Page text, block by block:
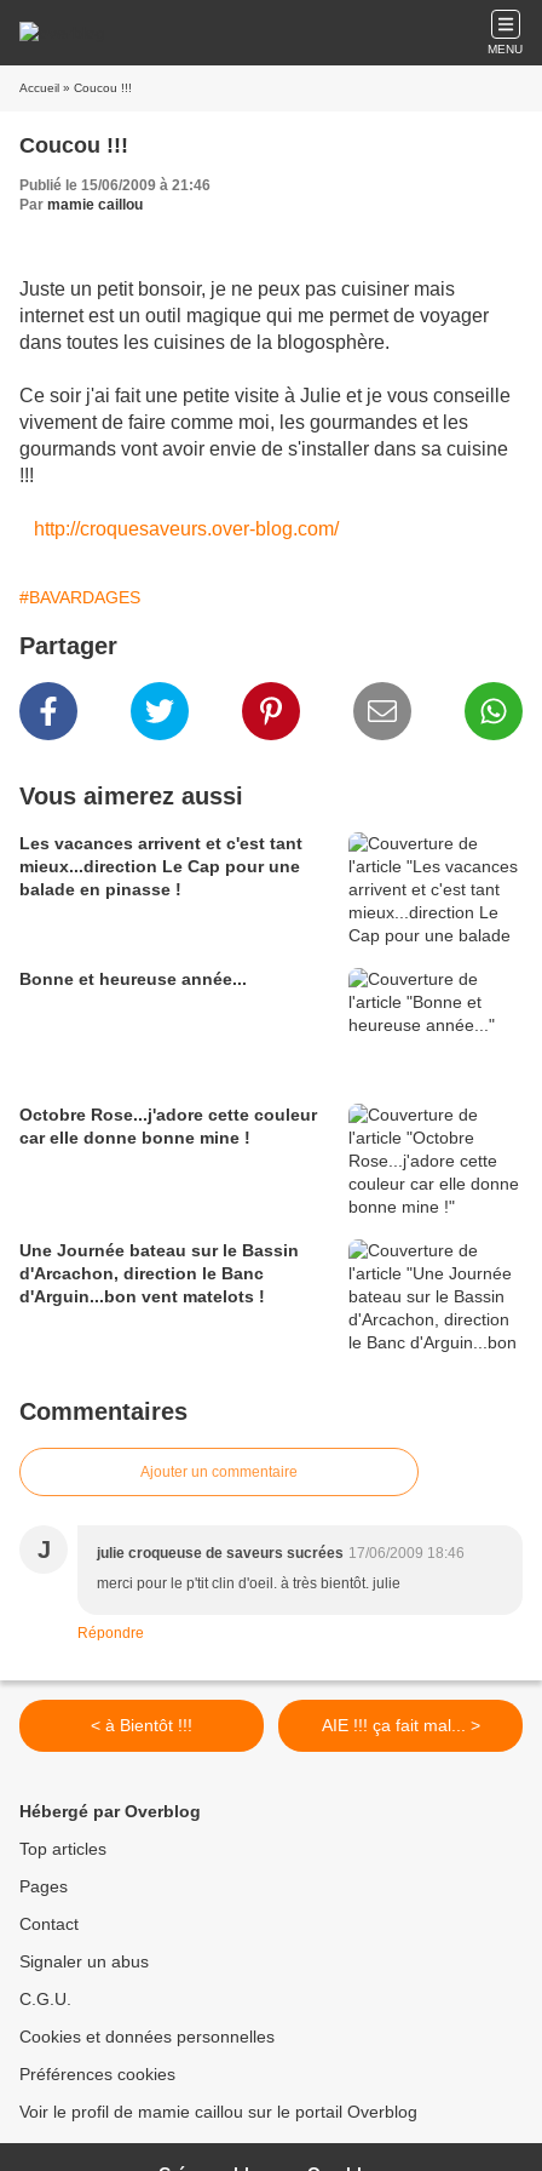
MENU
Accueil » Coucou !!!
Coucou !!!
Publié le 15/06/2009 à 21:46
Par mamie caillou
Juste un petit bonsoir, je ne peux pas cuisiner mais
internet est un outil magique qui me permet de voyager
dans toutes les cuisines de la blogosphère.
Ce soir j'ai fait une petite visite à Julie et je vous conseille
vivement de faire comme moi, les gourmandes et les
gourmands vont avoir envie de s'installer dans sa cuisine
!!!
http://croquesaveurs.over-blog.com/
#BAVARDAGES
Partager
Vous aimerez aussi
Les vacances arrivent et c'est tant
mieux...direction Le Cap pour une
balade en pinasse !
Bonne et heureuse année...
Octobre Rose...j'adore cette couleur
car elle donne bonne mine !
Une Journée bateau sur le Bassin
d'Arcachon, direction le Banc
d'Arguin...bon vent matelots !
Commentaires
Ajouter un commentaire
J julie croqueuse de saveurs sucrées 17/06/2009 18:46
merci pour le p'tit clin d'oeil. à très bientôt. julie
Répondre
< à Bientôt !!! AIE !!! ça fait mal... >
Hébergé par Overblog
Top articles
Pages
Contact
Signaler un abus
C.G.U.
Cookies et données personnelles
Préférences cookies
Voir le profil de mamie caillou sur le portail Overblog